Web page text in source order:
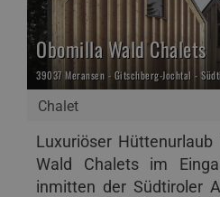
Chalet
Obomilla Wald Chalets
39037 Meransen - Gitschberg-Jochtal -
Luxuriöser
Wald Chalets im
inmitten der Südtiroler